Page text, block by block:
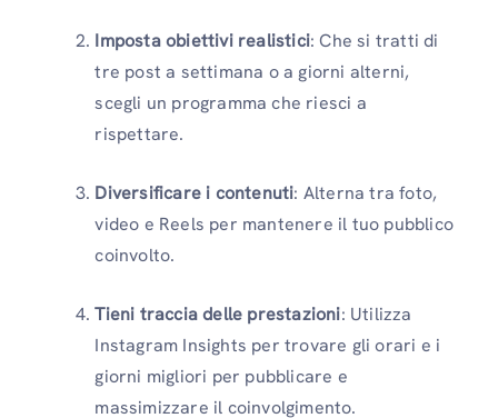
Imposta obiettivi realistici: Che si tratti di
tre post a settimana o a giorni alterni,
scegli un programma che riesci a
rispettare.
Diversificare i contenuti: Alterna tra foto,
video e Reels per mantenere il tuo pubblico
coinvolto.
Tieni traccia delle prestazioni: Utilizza
Instagram Insights per trovare gli orari e i
giorni migliori per pubblicare e
massimizzare il coinvolgimento.